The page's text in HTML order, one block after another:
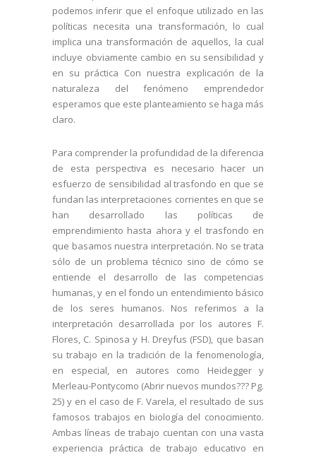
podemos inferir que el enfoque utilizado en las
políticas necesita una transformación, lo cual
implica una transformación de aquellos, la cual
incluye obviamente cambio en su sensibilidad y
en su práctica Con nuestra explicación de la
naturaleza del fenómeno emprendedor
esperamos que este planteamiento se haga más
claro.
Para comprender la profundidad de la diferencia
de esta perspectiva es necesario hacer un
esfuerzo de sensibilidad al trasfondo en que se
fundan las interpretaciones corrientes en que se
han desarrollado las políticas de
emprendimiento hasta ahora y el trasfondo en
que basamos nuestra interpretación. No se trata
sólo de un problema técnico sino de cómo se
entiende el desarrollo de las competencias
humanas, y en el fondo un entendimiento básico
de los seres humanos. Nos referimos a la
interpretación desarrollada por los autores F.
Flores, C. Spinosa y H. Dreyfus (FSD), que basan
su trabajo en la tradición de la fenomenología,
en especial, en autores como Heidegger y
Merleau-Pontycomo (Abrir nuevos mundos??? Pg.
25) y en el caso de F. Varela, el resultado de sus
famosos trabajos en biología del conocimiento.
Ambas líneas de trabajo cuentan con una vasta
experiencia práctica de trabajo educativo en